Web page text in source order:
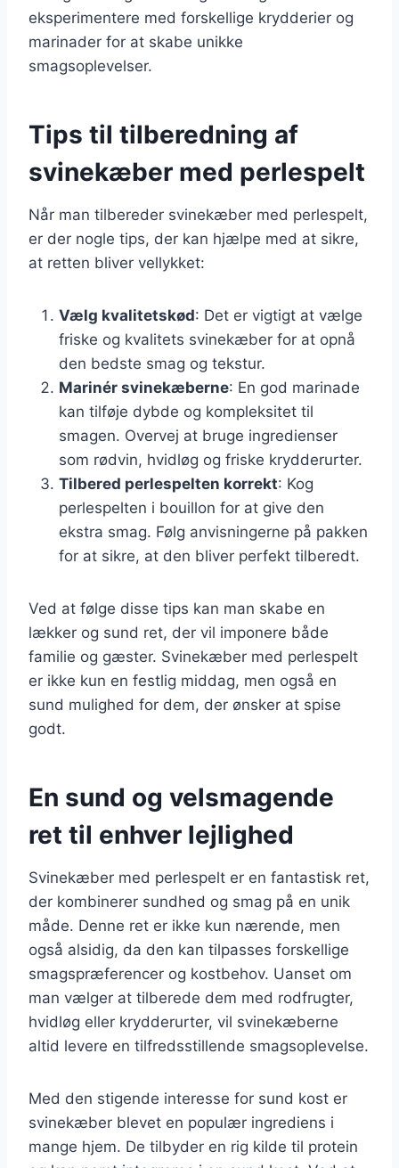
eksperimentere med forskellige krydderier og
marinader for at skabe unikke
smagsoplevelser.
Tips til tilberedning af
svinekæber med perlespelt
Når man tilbereder svinekæber med perlespelt,
er der nogle tips, der kan hjælpe med at sikre,
at retten bliver vellykket:
Vælg kvalitetskød: Det er vigtigt at vælge
friske og kvalitets svinekæber for at opnå
den bedste smag og tekstur.
Marinér svinekæberne: En god marinade
kan tilføje dybde og kompleksitet til
smagen. Overvej at bruge ingredienser
som rødvin, hvidløg og friske krydderurter.
Tilbered perlespelten korrekt: Kog
perlespelten i bouillon for at give den
ekstra smag. Følg anvisningerne på pakken
for at sikre, at den bliver perfekt tilberedt.
Ved at følge disse tips kan man skabe en
lækker og sund ret, der vil imponere både
familie og gæster. Svinekæber med perlespelt
er ikke kun en festlig middag, men også en
sund mulighed for dem, der ønsker at spise
godt.
En sund og velsmagende
ret til enhver lejlighed
Svinekæber med perlespelt er en fantastisk ret,
der kombinerer sundhed og smag på en unik
måde. Denne ret er ikke kun nærende, men
også alsidig, da den kan tilpasses forskellige
smagspræferencer og kostbehov. Uanset om
man vælger at tilberede dem med rodfrugter,
hvidløg eller krydderurter, vil svinekæberne
altid levere en tilfredsstillende smagsoplevelse.
Med den stigende interesse for sund kost er
svinekæber blevet en populær ingrediens i
mange hjem. De tilbyder en rig kilde til protein